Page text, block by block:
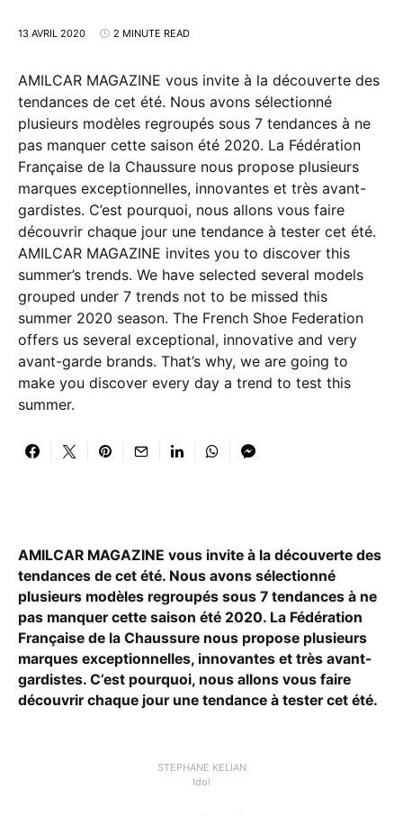
13 AVRIL 2020 2 MINUTE READ
AMILCAR MAGAZINE vous invite à la découverte des
tendances de cet été. Nous avons sélectionné
plusieurs modèles regroupés sous 7 tendances à ne
pas manquer cette saison été 2020. La Fédération
Française de la Chaussure nous propose plusieurs
marques exceptionnelles, innovantes et très avant-
gardistes. C’est pourquoi, nous allons vous faire
découvrir chaque jour une tendance à tester cet été.
AMILCAR MAGAZINE invites you to discover this
summer’s trends. We have selected several models
grouped under 7 trends not to be missed this
summer 2020 season. The French Shoe Federation
offers us several exceptional, innovative and very
avant-garde brands. That’s why, we are going to
make you discover every day a trend to test this
summer.
AMILCAR MAGAZINE vous invite à la découverte des
tendances de cet été. Nous avons sélectionné
plusieurs modèles regroupés sous 7 tendances à ne
pas manquer cette saison été 2020. La Fédération
Française de la Chaussure nous propose plusieurs
marques exceptionnelles, innovantes et très avant-
gardistes. C’est pourquoi, nous allons vous faire
découvrir chaque jour une tendance à tester cet été.
STEPHANE KELIAN
Idol